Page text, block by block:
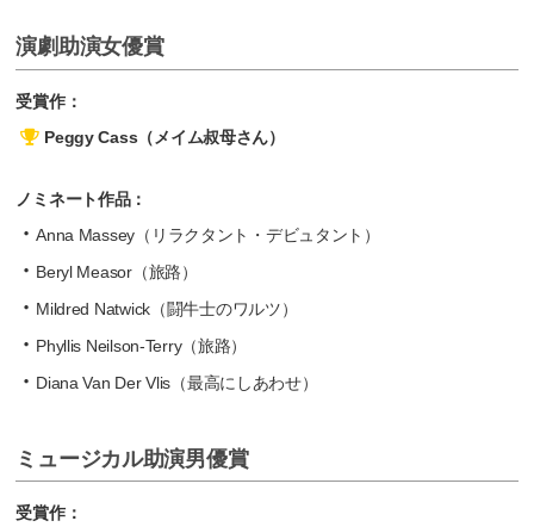
演劇助演女優賞
受賞作：
Peggy Cass（メイム叔母さん）
ノミネート作品：
Anna Massey（リラクタント・デビュタント）
Beryl Measor（旅路）
Mildred Natwick（闘牛士のワルツ）
Phyllis Neilson-Terry（旅路）
Diana Van Der Vlis（最高にしあわせ）
ミュージカル助演男優賞
受賞作：